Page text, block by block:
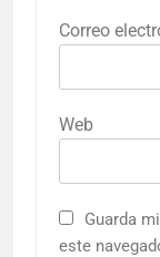
Correo
Web
Guarda
este